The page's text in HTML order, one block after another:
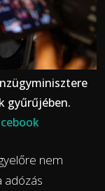
gyűrűjében.
nem
adózás